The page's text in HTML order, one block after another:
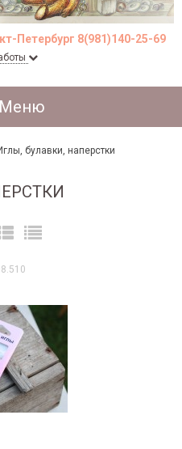
Петербург 8(981)140-25-69
Меню
булавки, наперстки